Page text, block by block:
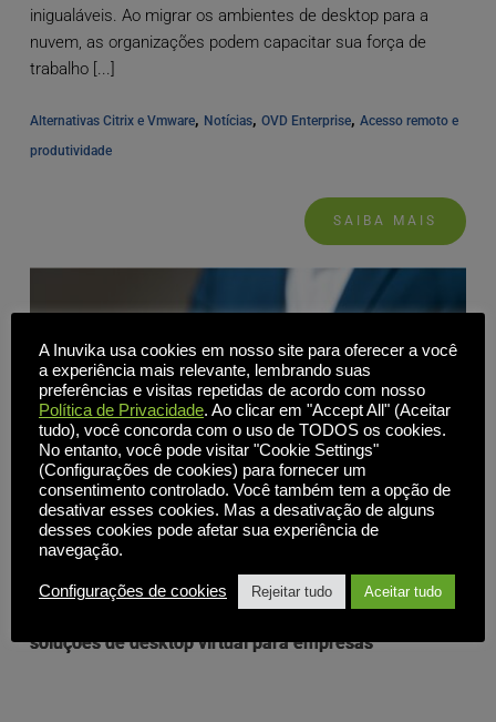
inigualáveis. Ao migrar os ambientes de desktop para a
nuvem, as organizações podem capacitar sua força de
trabalho [...]
Alternativas Citrix e Vmware, Notícias, OVD Enterprise, Acesso remoto e
produtividade
SAIBA MAIS
soluções de desktop virtual para empresas
A Inuvika usa cookies em nosso site para oferecer a você
a experiência mais relevante, lembrando suas
preferências e visitas repetidas de acordo com nosso
Política de Privacidade. Ao clicar em "Accept All" (Aceitar
tudo), você concorda com o uso de TODOS os cookies.
No entanto, você pode visitar "Cookie Settings"
(Configurações de cookies) para fornecer um
consentimento controlado. Você também tem a opção de
desativar esses cookies. Mas a desativação de alguns
desses cookies pode afetar sua experiência de
navegação.
Configurações de cookies Rejeitar tudo Aceitar tudo